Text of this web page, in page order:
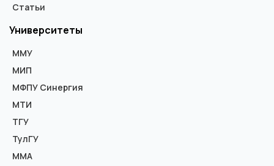
Статьи
Университеты
ММУ
МИП
МФПУ Синергия
МТИ
ТГУ
ТулГУ
ММА